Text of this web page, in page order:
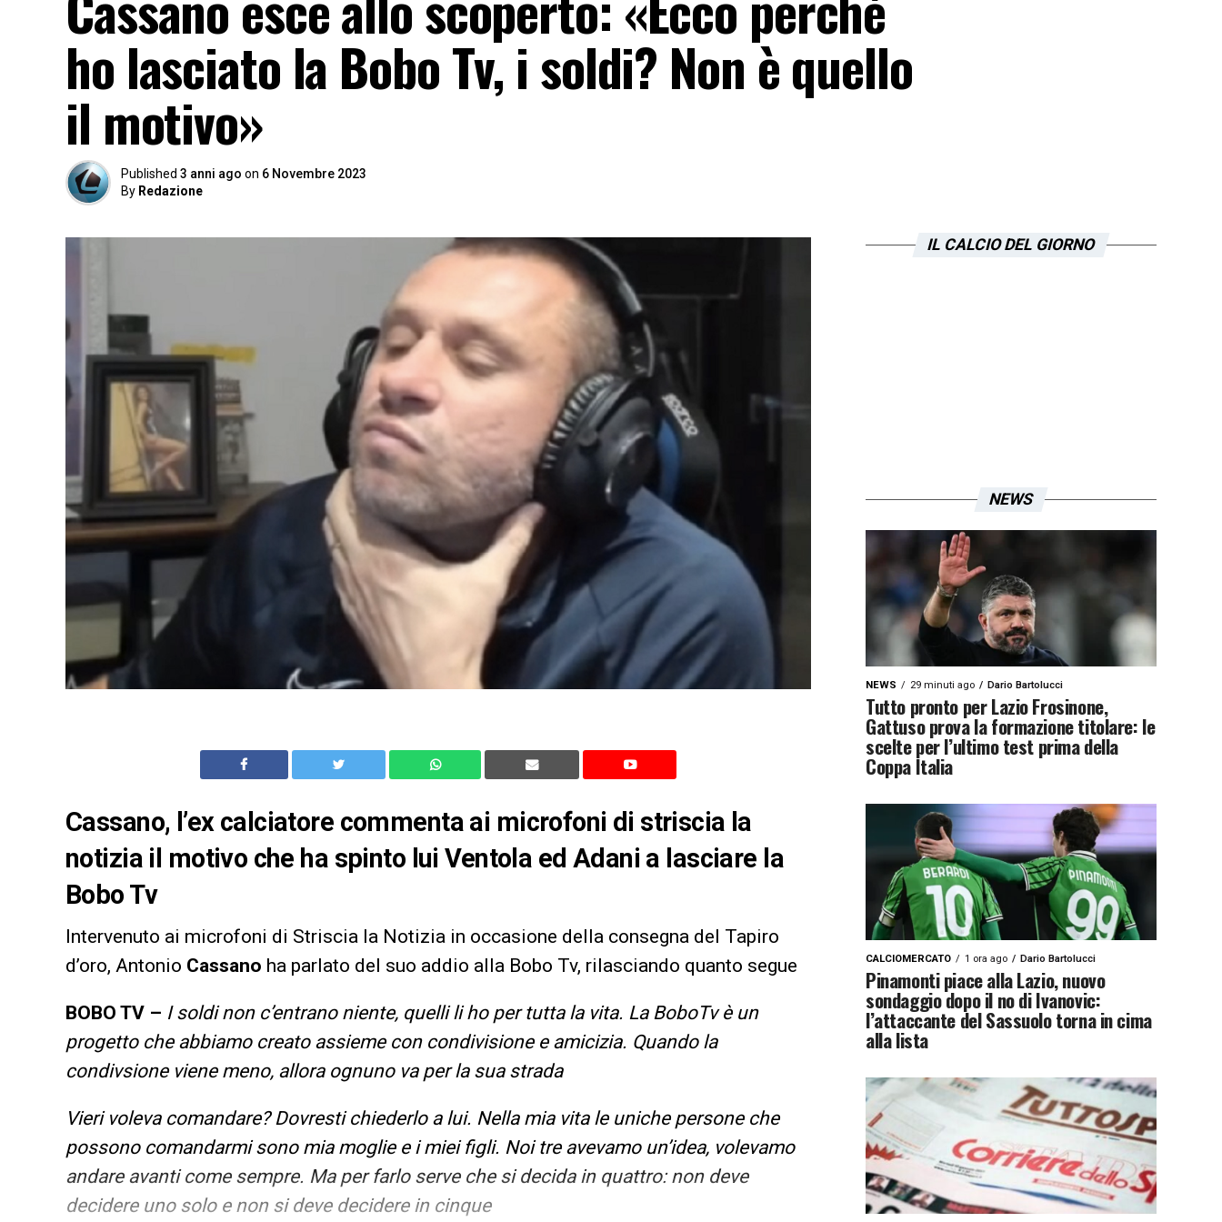
ho lasciato la Bobo Tv, i soldi? Non è quello
il motivo»
Published 3 anni ago on 6 Novembre 2023
By Redazione
Cassano, l’ex calciatore commenta ai microfoni di striscia la
notizia il motivo che ha spinto lui Ventola ed Adani a lasciare la
Bobo Tv
Intervenuto ai microfoni di Striscia la Notizia in occasione della consegna del Tapiro
d’oro, Antonio Cassano ha parlato del suo addio alla Bobo Tv, rilasciando quanto segue
BOBO TV – I soldi non c’entrano niente, quelli li ho per tutta la vita. La BoboTv è un
progetto che abbiamo creato assieme con condivisione e amicizia. Quando la
condivsione viene meno, allora ognuno va per la sua strada
Vieri voleva comandare? Dovresti chiederlo a lui. Nella mia vita le uniche persone che
possono comandarmi sono mia moglie e i miei figli. Noi tre avevamo un’idea, volevamo
andare avanti come sempre. Ma per farlo serve che si decida in quattro: non deve
decidere uno solo e non si deve decidere in cinque
IL CALCIO DEL GIORNO
NEWS
NEWS 29 minuti ago Dario Bartolucci
Tutto pronto per Lazio Frosinone,
Gattuso prova la formazione titolare: le
scelte per l’ultimo test prima della
Coppa Italia
CALCIOMERCATO 1 ora ago Dario Bartolucci
Pinamonti piace alla Lazio, nuovo
sondaggio dopo il no di Ivanovic:
l’attaccante del Sassuolo torna in cima
alla lista